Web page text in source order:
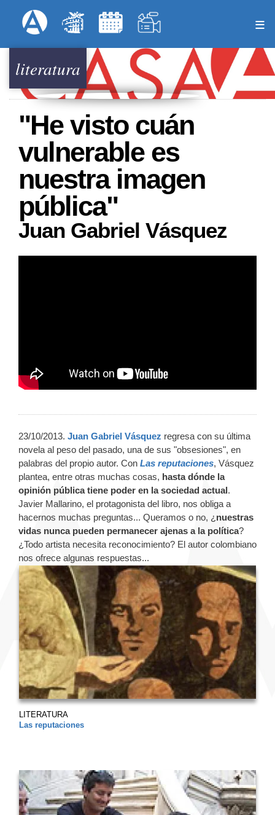
al
principal
Menú Superior
literatura
"He visto cuán
vulnerable es
nuestra imagen
pública"
Juan Gabriel Vásquez
23/10/2013. Juan Gabriel Vásquez regresa con su última
novela al peso del pasado, una de sus "obsesiones", en
palabras del propio autor. Con Las reputaciones, Vásquez
plantea, entre otras muchas cosas, hasta dónde la
opinión pública tiene poder en la sociedad actual.
Javier Mallarino, el protagonista del libro, nos obliga a
hacernos muchas preguntas... Queramos o no, ¿ nuestras
vidas nunca pueden permanecer ajenas a la política?
¿Todo artista necesita reconocimiento? El autor colombiano
nos ofrece algunas respuestas...
LITERATURA
Las reputaciones